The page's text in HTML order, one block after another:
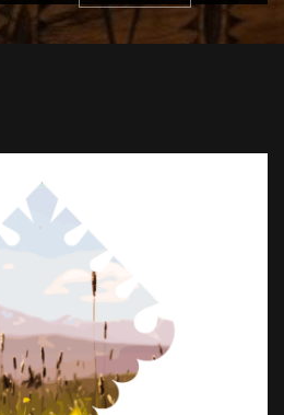
日本語